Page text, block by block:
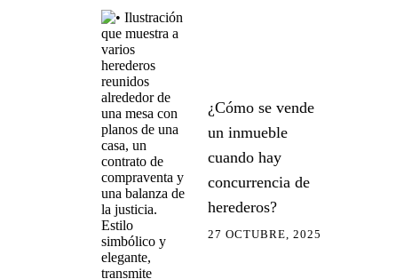
¿Cómo se vende
un inmueble
cuando hay
concurrencia de
herederos?
27 OCTUBRE, 2025